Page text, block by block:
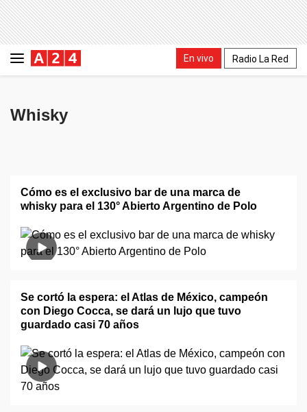
En vivo Radio La Red
Whisky
Cómo es el exclusivo bar de una marca de
whisky para el 130° Abierto Argentino de Polo
Se cortó la espera: el Atlas de México, campeón
con Diego Cocca, se dará un lujo que tuvo
guardado casi 70 años